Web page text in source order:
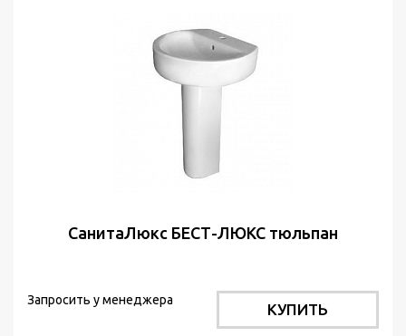
СанитаЛюкс БЕСТ-ЛЮКС тюльпан
Запросить у менеджера
КУПИТЬ